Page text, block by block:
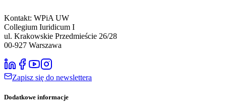
Kontakt: WPiA UW
Collegium Iuridicum I
ul. Krakowskie Przedmieście 26/28
00-927 Warszawa
Zapisz się do newslettera
Dodatkowe informacje